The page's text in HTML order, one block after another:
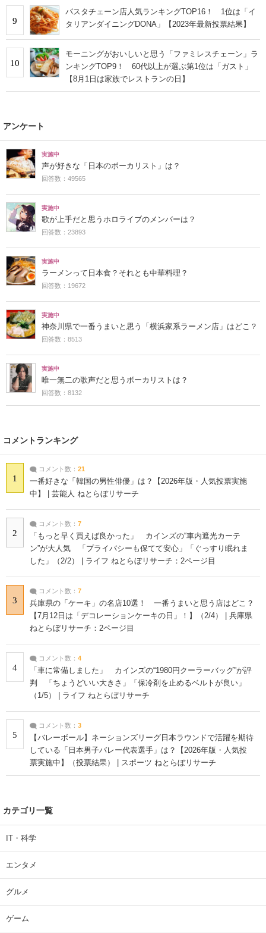
9
パスタチェーン店人気ランキングTOP16！ 1位は「イ
タリアンダイニングDONA」【2023年最新投票結果】
10
モーニングがおいしいと思う「ファミレスチェーン」ラ
ンキングTOP9！ 60代以上が選ぶ第1位は「ガスト」
【8月1日は家族でレストランの日】
アンケート
実施中
声が好きな「日本のボーカリスト」は？
回答数：49565
実施中
歌が上手だと思うホロライブのメンバーは？
回答数：23893
実施中
ラーメンって日本食？それとも中華料理？
回答数：19672
実施中
神奈川県で一番うまいと思う「横浜家系ラーメン店」はどこ？
回答数：8513
実施中
唯一無二の歌声だと思うボーカリストは？
回答数：8132
コメントランキング
1
コメント数： 21
一番好きな「韓国の男性俳優」は？【2026年版・人気投票実施
中】 | 芸能人 ねとらぼリサーチ
2
コメント数： 7
「もっと早く買えば良かった」 カインズの“車内遮光カーテ
ン”が大人気 「プライバシーも保てて安心」「ぐっすり眠れま
した」（2/2） | ライフ ねとらぼリサーチ：2ページ目
3
コメント数： 7
兵庫県の「ケーキ」の名店10選！ 一番うまいと思う店はどこ？
【7月12日は「デコレーションケーキの日」！】（2/4） | 兵庫県
ねとらぼリサーチ：2ページ目
4
コメント数： 4
「車に常備しました」 カインズの“1980円クーラーバッグ”が評
判 「ちょうどいい大きさ」「保冷剤を止めるベルトが良い」
（1/5） | ライフ ねとらぼリサーチ
5
コメント数： 3
【バレーボール】ネーションズリーグ日本ラウンドで活躍を期待
している「日本男子バレー代表選手」は？【2026年版・人気投
票実施中】（投票結果） | スポーツ ねとらぼリサーチ
カテゴリ一覧
IT・科学
エンタメ
グルメ
ゲーム